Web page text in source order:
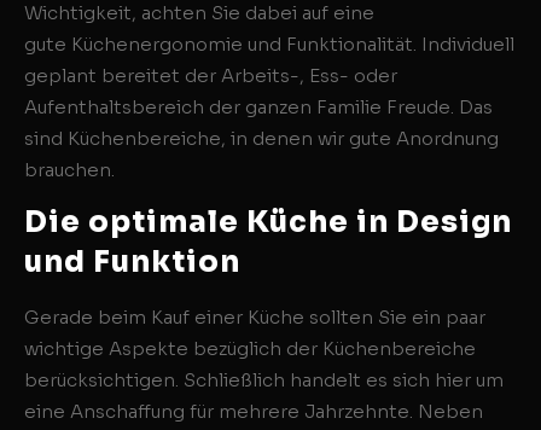
Wichtigkeit, achten Sie dabei auf eine
gute Küchenergonomie und Funktionalität. Individuell
geplant bereitet der Arbeits-, Ess- oder
Aufenthaltsbereich der ganzen Familie Freude. Das
sind Küchenbereiche, in denen wir gute Anordnung
brauchen.
Die optimale Küche in Design
und Funktion
Gerade beim Kauf einer Küche sollten Sie ein paar
wichtige Aspekte bezüglich der Küchenbereiche
berücksichtigen. Schließlich handelt es sich hier um
eine Anschaffung für mehrere Jahrzehnte. Neben